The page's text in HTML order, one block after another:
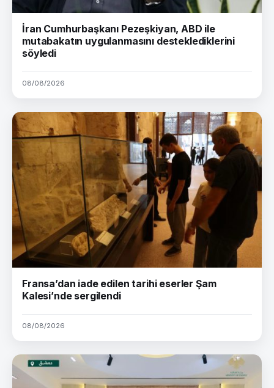
İran Cumhurbaşkanı Pezeşkiyan, ABD ile
mutabakatın uygulanmasını desteklediklerini
söyledi
08/08/2026
Fransa’dan iade edilen tarihi eserler Şam
Kalesi’nde sergilendi
08/08/2026